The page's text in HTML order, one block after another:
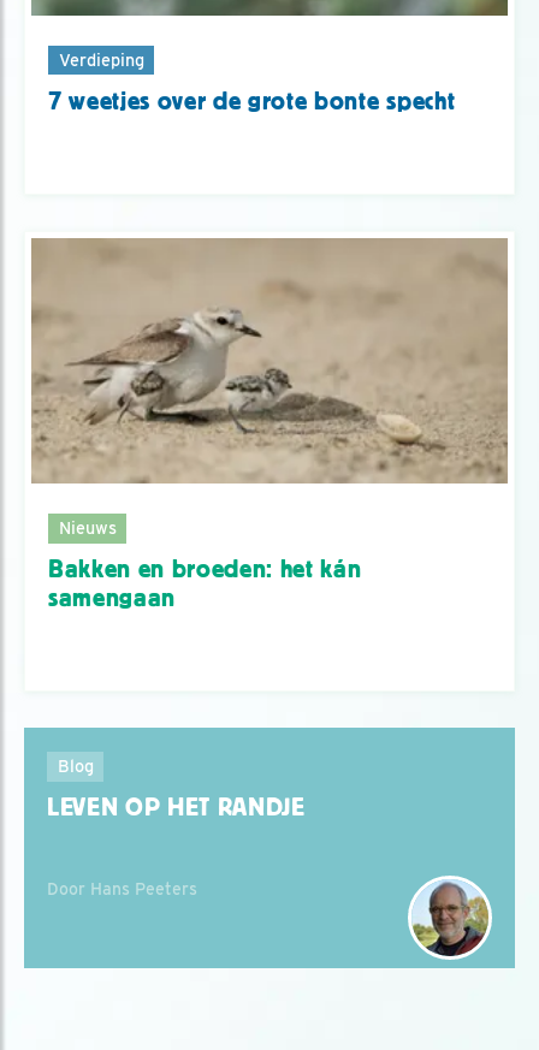
Verdieping
7 weetjes over de grote bonte specht
Nieuws
Bakken en broeden: het kán
samengaan
Blog
LEVEN OP HET RANDJE
Door Hans Peeters